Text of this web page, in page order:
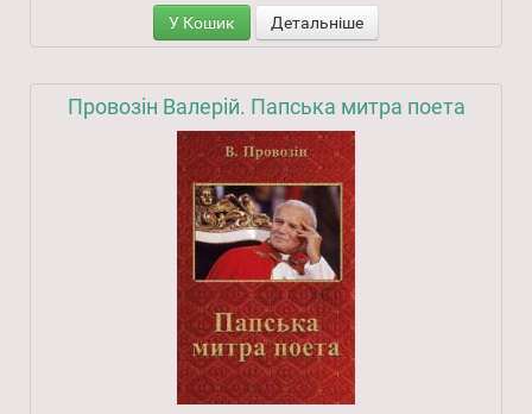
У Кошик Детальніше
Провозін Валерій. Папська митра поета